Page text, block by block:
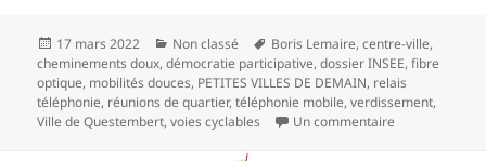
Publié
le
17 mars 2022 Catégories
Non classé
Mots-
clés
Boris Lemaire,centre-ville,
cheminements doux,démocratie participative,dossier INSEE,fibre
optique, mobilités douces, PETITES VILLES DE DEMAIN, relais
téléphonie, réunions de quartier,téléphonie mobile,verdissement,
Ville de Questembert,voies cyclables Un commentaire